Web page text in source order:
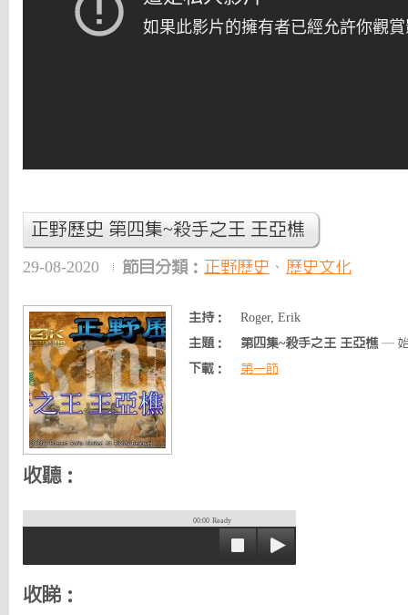
正野歷史 第四集~殺手之王 王亞樵
29-08-2020 節目分類： 正野歷史 、 歷史文化
主持：
Roger, Erik
主題：
第四集~殺手之王 王亞樵 —
下載：
第一節
收聽：
00:00 Ready
收睇：